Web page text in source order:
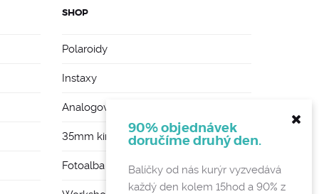
SHOP
Polaroidy
Instaxy
Analogové foťáky
35mm kinofilmy
Fotoalba a rámy
90% objednávek
doručíme druhý den.
Balíčky od nás kurýr vyzvedává
každý den kolem 15hod a 90% z